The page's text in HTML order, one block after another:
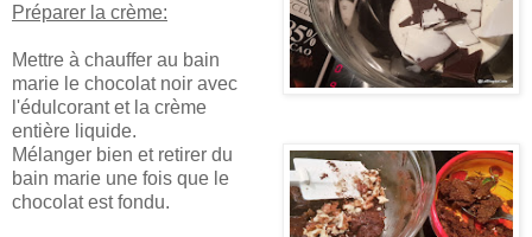
Préparer la crème:
Mettre à chauffer au bain
marie le chocolat noir avec
l'édulcorant et la crème
entière liquide.
Mélanger bien et retirer du
bain marie une fois que le
chocolat est fondu.